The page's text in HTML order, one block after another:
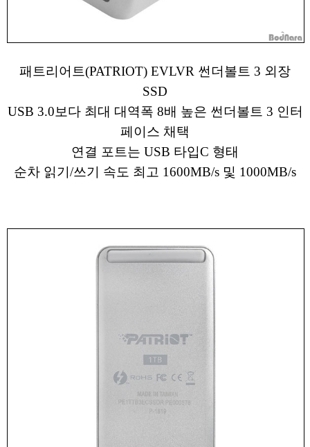
패트리어트(PATRIOT) EVLVR 썬더볼트 3 외장
SSD
USB 3.0보다 최대 대역폭 8배 높은 썬더볼트 3 인터
페이스 채택
연결 포트는 USB 타입C 형태
순차 읽기/쓰기 속도 최고 1600MB/s 및 1000MB/s